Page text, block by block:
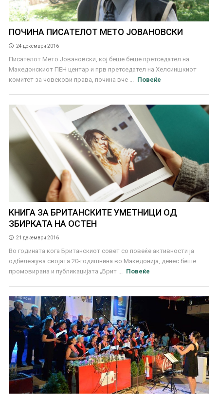
ПОЧИНА ПИСАТЕЛОТ МЕТО ЈОВАНОВСКИ
24 декември 2016
Писателот Мето Јовановски, кој беше беше претседател на
Македонскиот ПЕН центар и прв претседател на Хелсиншкиот
комитет за човекови права, почина вче ...
Повеќе
КНИГА ЗА БРИТАНСКИТЕ УМЕТНИЦИ ОД
ЗБИРКАТА НА ОСТЕН
21 декември 2016
Во годината кога Британскиот совет со повеќе активности ја
одбележува својата 20-годишнина во Македонија, денес беше
промовирана и публикацијата „Брит ...
Повеќе